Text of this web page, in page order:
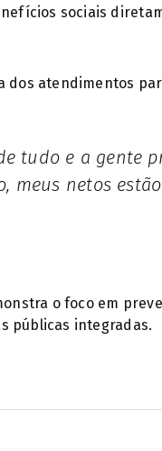
sociais
dos atendimentos
meus netos
o foco em
públicas integradas.